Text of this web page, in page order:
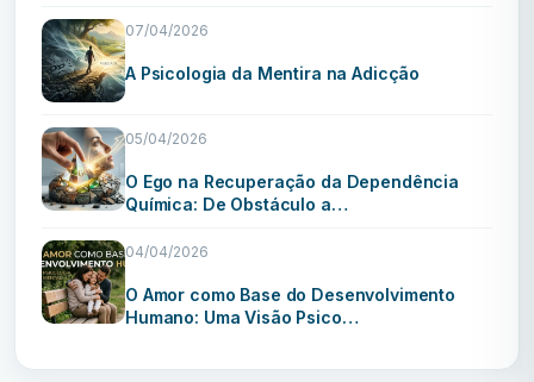
07/04/2026
A Psicologia da Mentira na Adicção
05/04/2026
O Ego na Recuperação da Dependência
Química: De Obstáculo a…
04/04/2026
O Amor como Base do Desenvolvimento
Humano: Uma Visão Psico…